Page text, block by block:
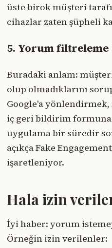
üste birok müşteri
cihazlar zaten şüpheli
5. Yorum
Buradaki anlam:
olup olmadıklarını
Google'a
iç geri bildirim
uygulama bir süredir
açıkça Fake
işaretleniyor.
Hala izin
İyi haber: yorum
Örneğin izin verilenler: